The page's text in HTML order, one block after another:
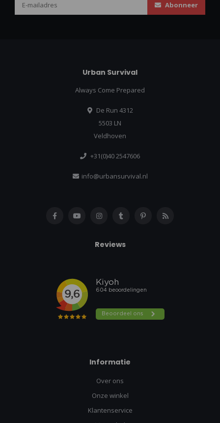
Abonneer
Urban Survival
Always Come Prepared
De Run 4312
5503 LN
Veldhoven
+31(0)40 2547606
info@urbansurvival.nl
Reviews
Informatie
Over ons
Onze winkel
Klantenservice